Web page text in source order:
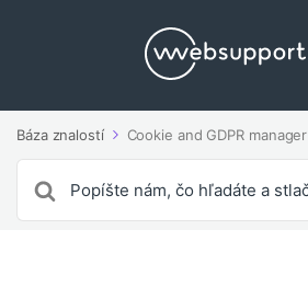
Báza znalostí Cookie and GDPR manager
pre